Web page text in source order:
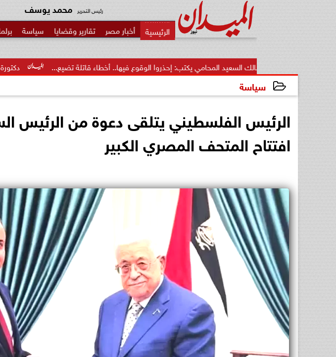
رئيس التحرير محمد يوسف
أخبار مصر تقارير وقضايا سياسة
دكتورة فاتن فتحي: مالك السعيد المحامي يكتب: إحذروا الوقوع فيها.. أخطاء قاتلة تضيع...
سياسة
الرئيس الفلسطيني يتلقى دعوة من الرئيس
افتتاح المتحف المصري الكبير